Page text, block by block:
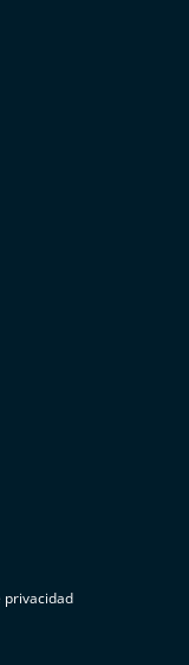
privacidad